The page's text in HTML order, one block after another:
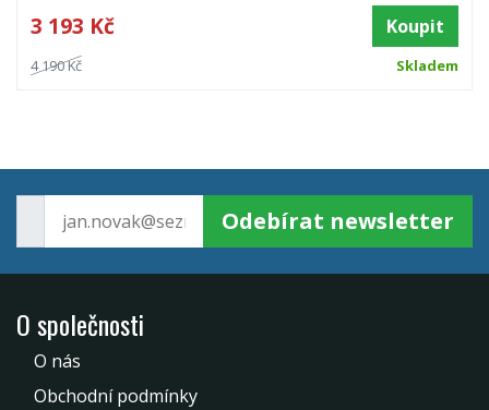
3 193 Kč Koupit
4 190 Kč Skladem
Odebírat newsletter
O společnosti
O nás
Obchodní podmínky